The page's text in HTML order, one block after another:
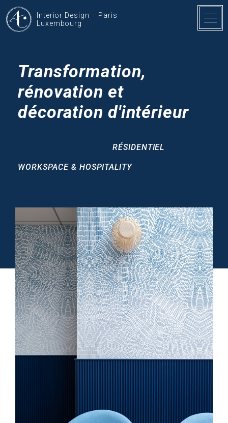
Interior Design – Paris
Luxembourg
Transformation,
rénovation et
décoration d'intérieur
RÉSIDENTIEL
WORKSPACE & HOSPITALITY